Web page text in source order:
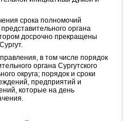
срока полномочий
органа
досрочно прекращены
в том числе порядок
органа Сургутского
округа; порядок и сроки
предприятий и
которые на день